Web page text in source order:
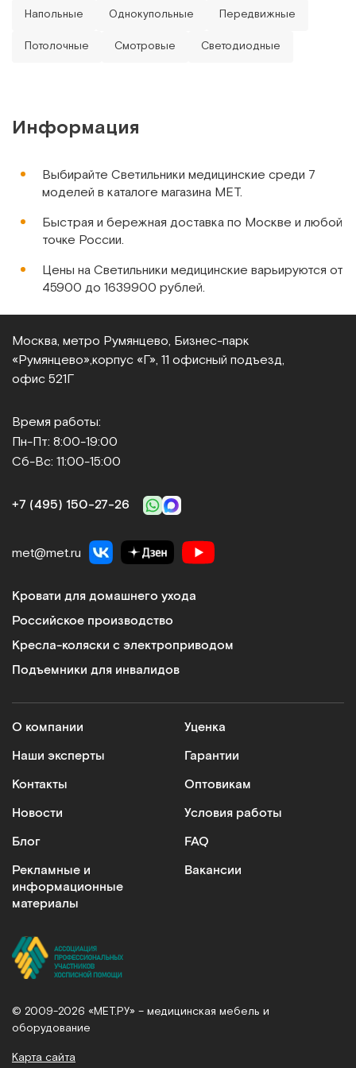
соседней сосудистой хирургии и
Напольные Однокупольные Передвижные
Потолочные Смотровые Светодиодные
Информация
Выбирайте Светильники медицинские среди 7
моделей в каталоге магазина МЕТ.
Быстрая и бережная доставка по Москве и любой
точке России.
Цены на Светильники медицинские варьируются от
45900 до 1639900 рублей.
Москва, метро Румянцево, Бизнес‑парк
«Румянцево», корпус «Г», 11 офисный подъезд,
офис 521Г
Время работы:
Пн-Пт: 8:00-19:00
Сб-Вс: 11:00-15:00
+7 (495) 150‑27‑26
met@met.ru
Кровати для домашнего ухода
Российское производство
Кресла-коляски с электроприводом
Подъемники для инвалидов
О компании
Наши эксперты
Контакты
Новости
Блог
Рекламные и
информационные
материалы
Уценка
Гарантии
Оптовикам
Условия работы
FAQ
Вакансии
© 2009-2026 «МЕТ.РУ» – медицинская мебель и
оборудование
Карта сайта